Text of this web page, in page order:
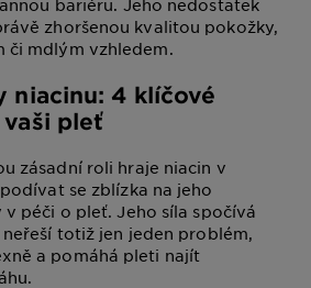
bariéru. Jeho nedostatek
zhoršenou kvalitou pokožky,
či mdlým vzhledem.
niacinu: 4 klíčové
pleť
zásadní roli hraje niacin v
se zblízka na jeho
péči o pleť. Jeho síla spočívá
totiž jen jeden problém,
a pomáhá pleti najít